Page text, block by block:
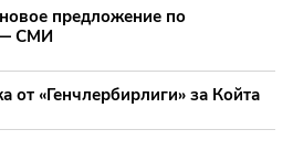
новое предложение по
— СМИ
«Генчлербирлиги» за Койта